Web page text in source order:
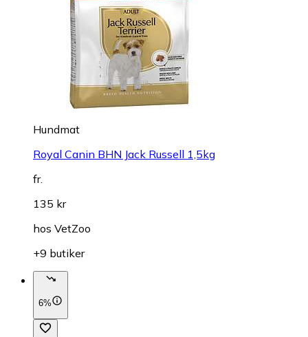
Hundmat
Royal Canin BHN Jack Russell 1,5kg
fr.
135 kr
hos VetZoo
+9 butiker
6%